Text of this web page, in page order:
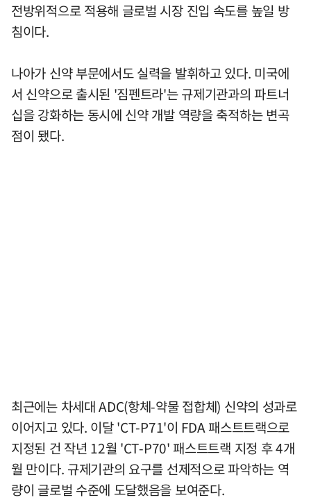
전방위적으로 적용해 글로벌 시장 진입 속도를 높일 방
침이다.
나아가 신약 부문에서도 실력을 발휘하고 있다. 미국에
서 신약으로 출시된 '짐펜트라'는 규제기관과의 파트너
십을 강화하는 동시에 신약 개발 역량을 축적하는 변곡
점이 됐다.
최근에는 차세대 ADC(항체-약물 접합체) 신약의 성과로
이어지고 있다. 이달 'CT-P71'이 FDA 패스트트랙으로
지정된 건 작년 12월 'CT-P70' 패스트트랙 지정 후 4개
월 만이다. 규제기관의 요구를 선제적으로 파악하는 역
량이 글로벌 수준에 도달했음을 보여준다.